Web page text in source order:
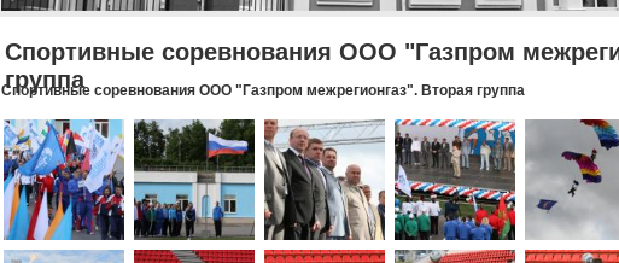
Спортивные соревнования ООО "Газпром
группа
Спортивные соревнования ООО "Газпром межрегионгаз". Вторая группа